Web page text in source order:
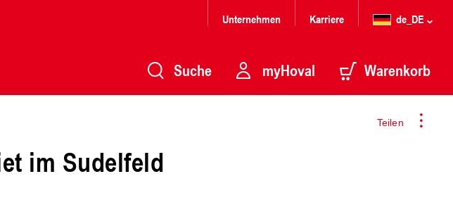
Unternehmen Karriere de_DE
Suche myHoval Warenkorb
Teilen
im Sudelfeld